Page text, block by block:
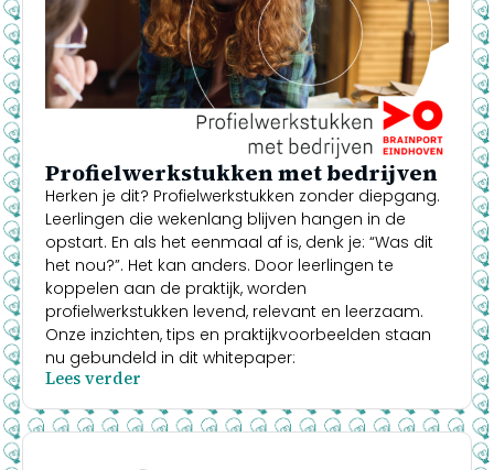
Profielwerkstukken met bedrijven
Herken je dit? Profielwerkstukken zonder diepgang.
Leerlingen die wekenlang blijven hangen in de
opstart. En als het eenmaal af is, denk je: “Was dit
het nou?”. Het kan anders. Door leerlingen te
koppelen aan de praktijk, worden
profielwerkstukken levend, relevant en leerzaam.
Onze inzichten, tips en praktijkvoorbeelden staan
nu gebundeld in dit whitepaper:
Lees verder